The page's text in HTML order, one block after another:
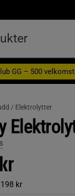
GG – 500
/ Elektrolytter
198 kr